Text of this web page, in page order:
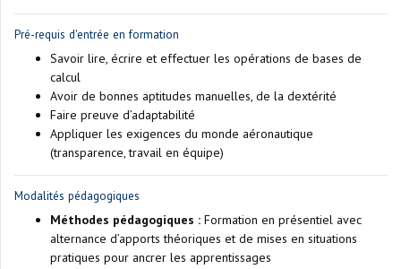
Pré-requis d'entrée en formation
Savoir lire, écrire et effectuer les opérations de bases de
calcul
Avoir de bonnes aptitudes manuelles, de la dextérité
Faire preuve d’adaptabilité
Appliquer les exigences du monde aéronautique
(transparence, travail en équipe)
Modalités pédagogiques
Méthodes pédagogiques : Formation en présentiel avec
alternance d’apports théoriques et de mises en situations
pratiques pour ancrer les apprentissages